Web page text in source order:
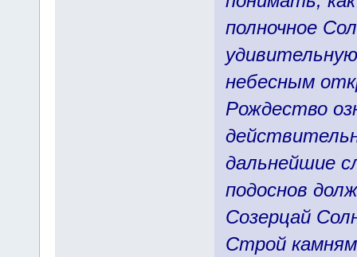
полночное
небесным
Рождество
дальнейшие
подоснов
Созерцай
Строй